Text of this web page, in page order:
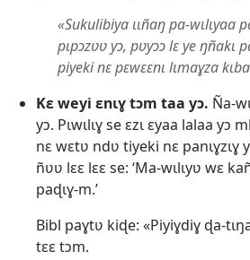
«Sukulibiya ɩɩñaŋ pa-wɩlɩyaa
pɩpɔzʋʋ yɔ, pʋyɔɔ lɛ ye ŋñakɩ
piyeki nɛ pɛwɛɛnɩ lɩmaɣza
Kɛ weyi ɛnɩɣ tɔm taa yɔ. Ña-
yɔ. Pɩwɩlɩɣ se ɛzɩ ɛyaa lalaa yɔ
nɛ wɛtʋ ndʋ tiyeki nɛ panɩɣzɩɣ
ñʋʋ lɛɛ lɛɛ se: ‘Ma-wɩlɩyʋ wɛ
paɖɩɣ-m.’
Bibl paɣtʋ kiɖe: «Piyiɣdiɣ ɖa-
tɛɛ tɔm.